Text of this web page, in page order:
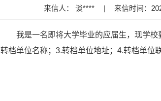
来信人： 谈**** | 来信时间：
我是一名即将大学毕业的应届生，现学
转档单位名称；3.转档单位地址；4.转档单位